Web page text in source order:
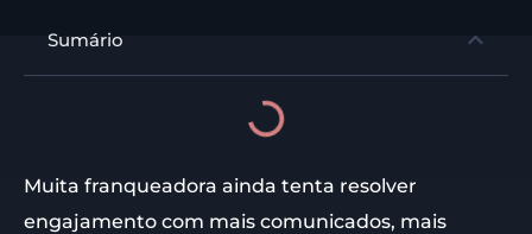
Sumário
Muita franqueadora ainda tenta resolver
engajamento com mais comunicados, mais